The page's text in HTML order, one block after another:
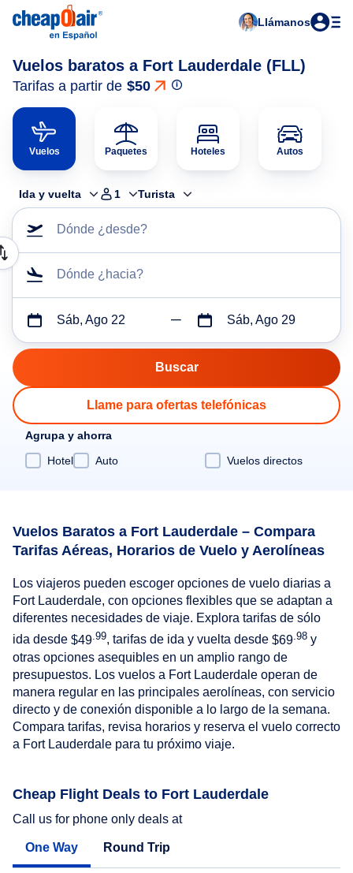
Llámanos
Vuelos baratos a Fort Lauderdale (FLL)
Tarifas a partir de $50
Vuelos Paquetes Hoteles Autos
Ida y vuelta 1 Turista
Dónde ¿desde?
Dónde ¿hacia?
Sáb, Ago 22 Sáb, Ago 29
Llame para ofertas telefónicas
Agrupa y ahorra
Hotel
Auto Vuelos directos
Vuelos Baratos a Fort Lauderdale – Compara
Tarifas Aéreas, Horarios de Vuelo y Aerolíneas
Los viajeros pueden escoger opciones de vuelo diarias a
Fort Lauderdale, con opciones flexibles que se adaptan a
diferentes necesidades de viaje. Explora tarifas de sólo
ida desde $49 .99, tarifas de ida y vuelta desde $69 .98 y
otras opciones asequibles en un amplio rango de
presupuestos. Los vuelos a Fort Lauderdale operan de
manera regular en las principales aerolíneas, con servicio
directo y de conexión disponible a lo largo de la semana.
Compara tarifas, revisa horarios y reserva el vuelo correcto
a Fort Lauderdale para tu próximo viaje.
Cheap Flight Deals to Fort Lauderdale
Call us for phone only deals at
One Way Round Trip